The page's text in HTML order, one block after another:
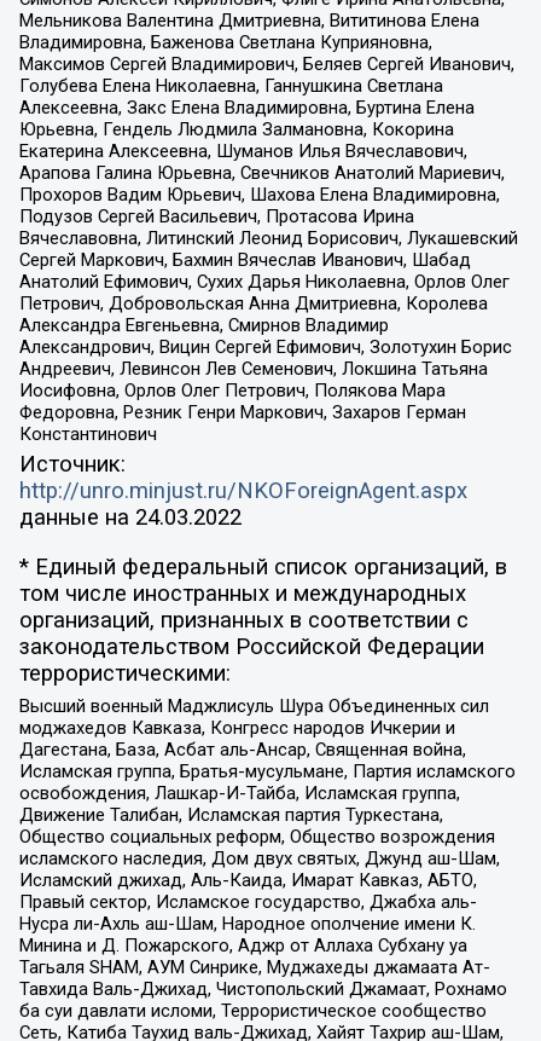
Мельникова Валентина Дмитриевна, Вититинова Елена
Владимировна, Баженова Светлана Куприяновна,
Максимов Сергей Владимирович, Беляев Сергей Иванович,
Голубева Елена Николаевна, Ганнушкина Светлана
Алексеевна, Закс Елена Владимировна, Буртина Елена
Юрьевна, Гендель Людмила Залмановна, Кокорина
Екатерина Алексеевна, Шуманов Илья Вячеславович,
Арапова Галина Юрьевна, Свечников Анатолий Мариевич,
Прохоров Вадим Юрьевич, Шахова Елена Владимировна,
Подузов Сергей Васильевич, Протасова Ирина
Вячеславовна, Литинский Леонид Борисович, Лукашевский
Сергей Маркович, Бахмин Вячеслав Иванович, Шабад
Анатолий Ефимович, Сухих Дарья Николаевна, Орлов Олег
Петрович, Добровольская Анна Дмитриевна, Королева
Александра Евгеньевна, Смирнов Владимир
Александрович, Вицин Сергей Ефимович, Золотухин Борис
Андреевич, Левинсон Лев Семенович, Локшина Татьяна
Иосифовна, Орлов Олег Петрович, Полякова Мара
Федоровна, Резник Генри Маркович, Захаров Герман
Константинович
Источник:
http://unro.minjust.ru/NKOForeignAgent.aspx
данные на 24.03.2022
* Единый федеральный список организаций, в
том числе иностранных и международных
организаций, признанных в соответствии с
законодательством Российской Федерации
террористическими:
Высший военный Маджлисуль Шура Объединенных сил
моджахедов Кавказа, Конгресс народов Ичкерии и
Дагестана, База, Асбат аль-Ансар, Священная война,
Исламская группа, Братья-мусульмане, Партия исламского
освобождения, Лашкар-И-Тайба, Исламская группа,
Движение Талибан, Исламская партия Туркестана,
Общество социальных реформ, Общество возрождения
исламского наследия, Дом двух святых, Джунд аш-Шам,
Исламский джихад, Аль-Каида, Имарат Кавказ, АБТО,
Правый сектор, Исламское государство, Джабха аль-
Нусра ли-Ахль аш-Шам, Народное ополчение имени К.
Минина и Д. Пожарского, Аджр от Аллаха Субхану уа
Тагьаля SHAM, АУМ Синрике, Муджахеды джамаата Ат-
Тавхида Валь-Джихад, Чистопольский Джамаат, Рохнамо
ба суи давлати исломи, Террористическое сообщество
Сеть, Катиба Таухид валь-Джихад, Хайят Тахрир аш-Шам,